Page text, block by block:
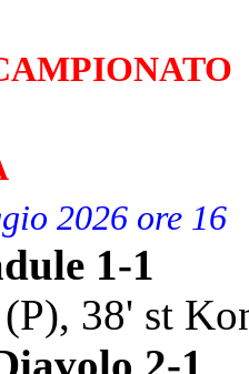
2026 ore 16
1-1
38' st
2-1